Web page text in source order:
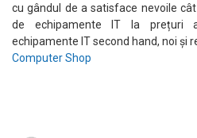
cu gândul de a satisface nevoile
de echipamente IT la prețuri
echipamente IT second hand, noi și
Computer Shop